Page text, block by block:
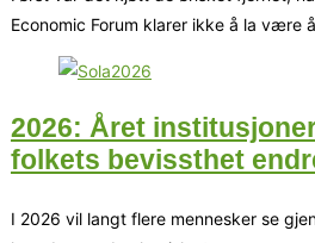
Economic Forum klarer ikke å la være å
2026: Året
folkets bevissthet
I 2026 vil langt flere mennesker se